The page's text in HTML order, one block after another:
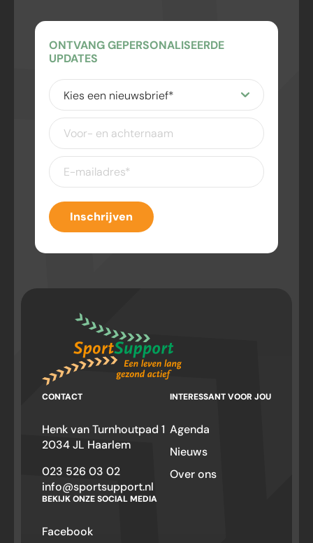
ONTVANG GEPERSONALISEERDE
UPDATES
Kies
een
nieuwsbrief(Vereist)
Voor-
en
achternaam
E-
mailadres(Vereist)
Inschrijven
CONTACT
Henk van Turnhoutpad 1
2034 JL Haarlem
023 526 03 02
info@sportsupport.nl
INTERESSANT VOOR JOU
Agenda
Nieuws
Over ons
BEKIJK ONZE SOCIAL MEDIA
Facebook